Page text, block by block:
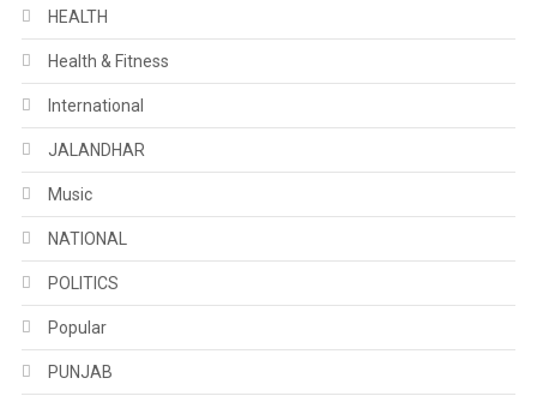
HEALTH
Health & Fitness
International
JALANDHAR
Music
NATIONAL
POLITICS
Popular
PUNJAB